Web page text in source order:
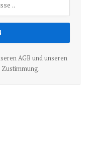
AGB und unseren
Zustimmung.